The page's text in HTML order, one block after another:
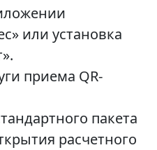
или установка
приема QR-
пакета
расчетного